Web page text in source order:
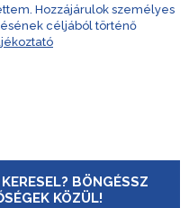
Hozzájárulok személyes
céljából történő
BÖNGÉSSZ
KÖZÜL!